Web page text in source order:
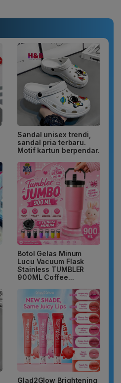
Sandal unisex trendi,
sandal pria terbaru.
Motif kartun berpendar.
Botol Gelas Minum
Lucu Vacuum Flask
Stainless TUMBLER
900ML Coffee...
Glad2Glow Brightening